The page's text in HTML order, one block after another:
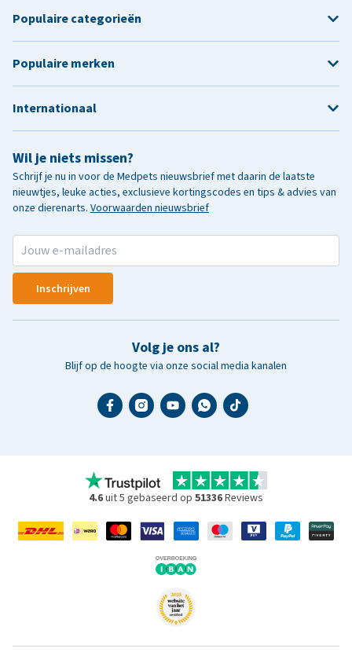
Wil je niets missen?
Schrijf je nu in voor de Medpets nieuwsbrief met daarin de laatste
nieuwtjes, leuke acties, exclusieve kortingscodes en tips & advies van
onze dierenarts. Voorwaarden nieuwsbrief
Inschrijven
Volg je ons al?
Blijf op de hoogte via onze social media kanalen
Populaire categorieën
Populaire merken
Internationaal
4.6uit 5 gebaseerd op 51336Reviews